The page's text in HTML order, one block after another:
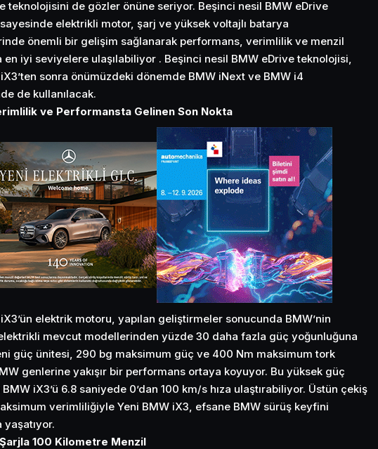
teknolojisini de gözler önüne seriyor. Beşinci nesil BMW eDrive
elektrikli motor, şarj ve yüksek voltajlı batarya
önemli bir gelişim sağlanarak performans, verimlilik ve menzil
en iyi seviyelere ulaşılabiliyor . Beşinci nesil BMW eDrive teknolojisi,
sonra önümüzdeki dönemde BMW iNext ve BMW i4
de kullanılacak.
ve Performansta Gelinen Son Nokta
elektrik motoru, yapılan geliştirmeler sonucunda BMW’nin
mevcut modellerinden yüzde 30 daha fazla güç yoğunluğuna
güç ünitesi, 290 bg maksimum güç ve 400 Nm maksimum tork
genlerine yakışır bir performans ortaya koyuyor. Bu yüksek güç
BMW iX3’ü 6.8 saniyede 0’dan 100 km/s hıza ulaştırabiliyor. Üstün çekiş
verimliliğiyle Yeni BMW iX3, efsane BMW sürüş keyfini
100 Kilometre Menzil